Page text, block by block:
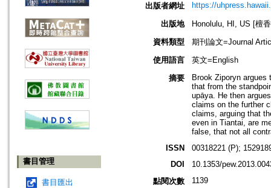
書目管理
書目匯出
出版者網址 https://
出版地
Honolulu, HI, US [檀
資料類型
期刊論文=Journal
使用語言
英文=English
摘要
Brook Ziporyn
that from the
upāya. He then
claims on the further
claims, arguing that
even in Tiantai, are
false, that not all
ISSN
00318221 (P);
DOI
10.1353/
點閱次數
1139